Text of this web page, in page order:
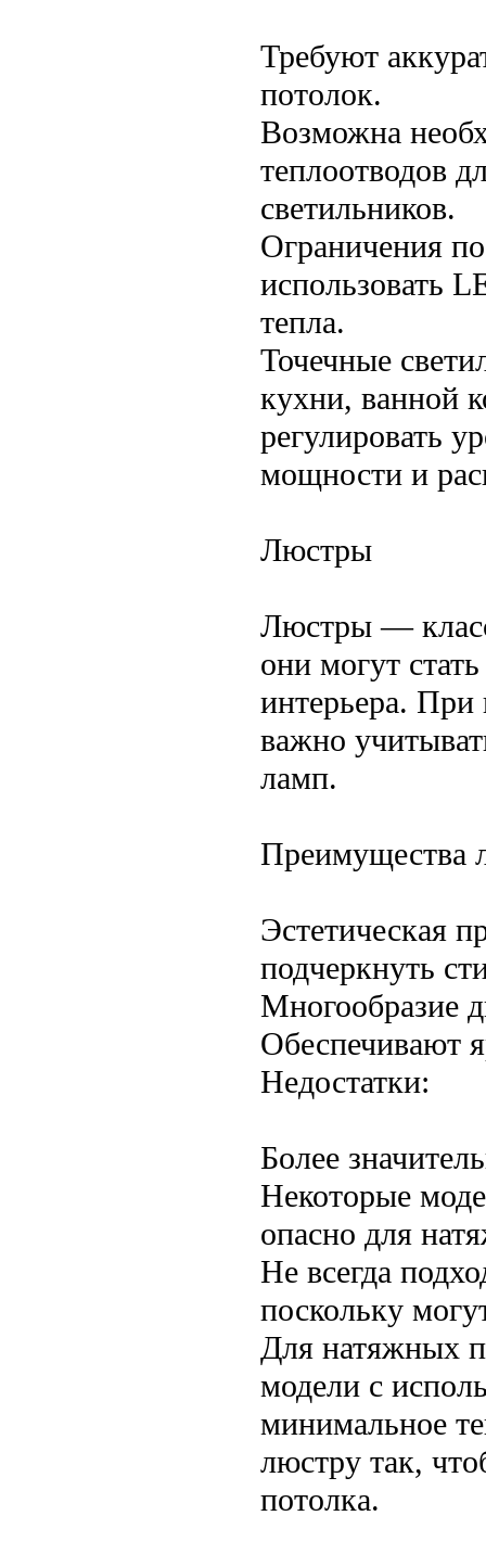
Требуют
потолок.
Возможна
теплоотводов
светильников.
Ограничения
использовать
тепла.
Точечные
кухни, ванной
регулировать
мощности и
Люстры
Люстры —
они могут
интерьера.
важно
ламп.
Преимущества
Эстетическая
подчеркнуть
Многообразие
Обеспечивают
Недостатки:
Более
Некоторые
опасно для
Не всегда
поскольку
Для натяжных
модели с
минимальное
люстру так,
потолка.